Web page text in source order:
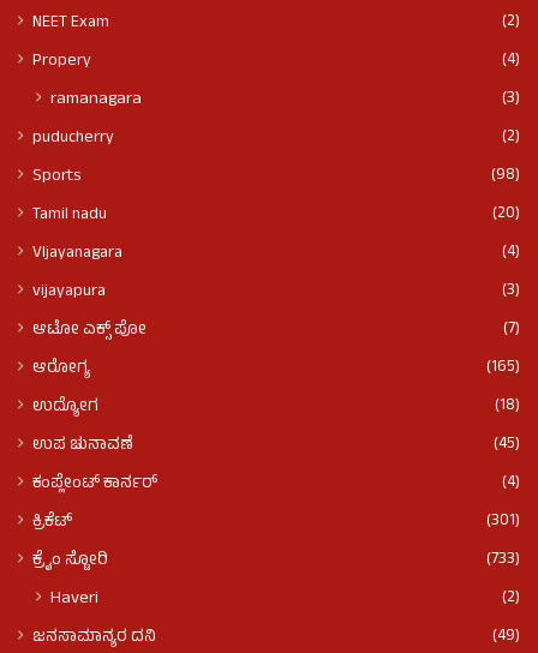
NEET Exam
(2)
Propery
(4)
ramanagara (3)
puducherry
(2)
Sports
(98)
Tamil nadu
(20)
VIjayanagara
(4)
vijayapura
(3)
ಆಟೋ ಎಕ್ಸ್ ಪೋ
(7)
ಆರೋಗ್ಯ
(165)
ಉದ್ಯೋಗ
(18)
ಉಪ ಚುನಾವಣೆ
(45)
ಕಂಪ್ಲೇಂಟ್ ಕಾರ್ನರ್
(4)
ಕ್ರಿಕೆಟ್
(301)
ಕ್ರೈಂ ಸ್ಟೋರಿ
(733)
Haveri (2)
ಜನಸಾಮಾನ್ಯರ ದನಿ
(49)